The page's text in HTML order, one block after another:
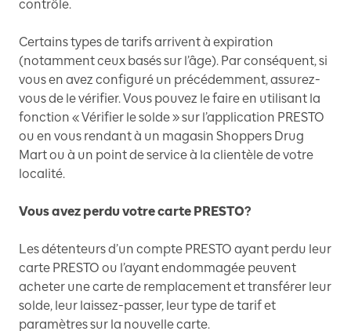
contrôle.
Certains types de tarifs arrivent à expiration
(notamment ceux basés sur l’âge). Par conséquent, si
vous en avez configuré un précédemment, assurez-
vous de le vérifier. Vous pouvez le faire en utilisant la
fonction « Vérifier le solde » sur l’application PRESTO
ou en vous rendant à un magasin Shoppers Drug
Mart ou à un point de service à la clientèle de votre
localité.
Vous avez perdu votre carte PRESTO?
Les détenteurs d’un compte PRESTO ayant perdu leur
carte PRESTO ou l’ayant endommagée peuvent
acheter une carte de remplacement et transférer leur
solde, leur laissez-passer, leur type de tarif et
paramètres sur la nouvelle carte.